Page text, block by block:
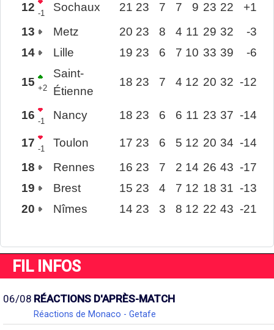
12 -1 Sochaux 21 23 7 7 9 23 22
+1
13
Metz 20 23 8 4 11 29 32
-3
14
Lille 19 23 6 7 10 33 39 -6
15 +2
Saint-
Étienne
18 23 7 4 12 20 32 -12
16 -1 Nancy 18 23 6 6 11 23 37 -14
17 -1 Toulon 17 23 6 5 12 20 34 -14
18
Rennes 16 23 7 2 14 26 43 -17
19
Brest 15 23 4 7 12 18 31 -13
20
Nîmes 14 23 3 8 12 22 43 -21
FIL INFOS
06/08 RÉACTIONS D'APRÈS-MATCH
Réactions de Monaco - Getafe